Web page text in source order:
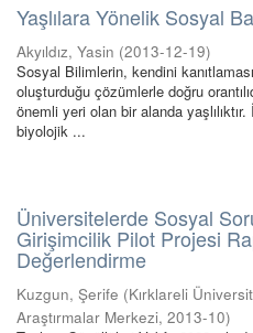
Yaşlılara Yönelik Sosyal
Akyıldız, Yasin (2013-12-19)
Sosyal Bilimlerin, kendini
oluşturduğu çözümlerle doğru
önemli yeri olan bir alanda
biyolojik ...
Üniversitelerde Sosyal
Girişimcilik Pilot Projesi
Değerlendirme
Kuzgun, Şerife (Kırklareli
Araştırmalar Merkezi, 2013-10)